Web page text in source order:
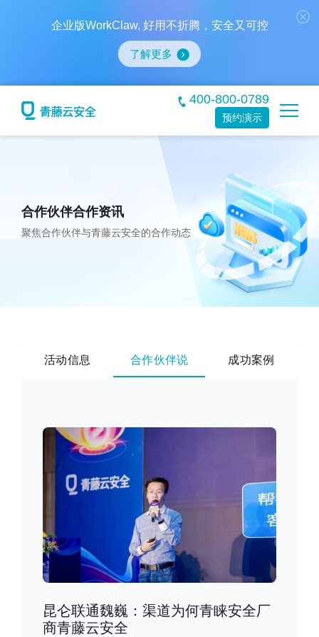
企业版WorkClaw, 好用不折腾，安全又可控
了解更多
400-800-0789
预约演示
合作伙伴合作资讯
聚焦合作伙伴与青藤云安全的合作动态
活动信息 合作伙伴说 成功案例
昆仑联通魏巍：渠道为何青睐安全厂
商青藤云安全